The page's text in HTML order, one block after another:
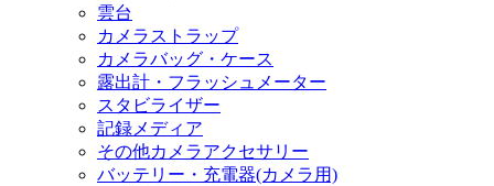
雲台
カメラストラップ
カメラバッグ・ケース
露出計・フラッシュメーター
スタビライザー
記録メディア
その他カメラアクセサリー
バッテリー・充電器(カメラ用)